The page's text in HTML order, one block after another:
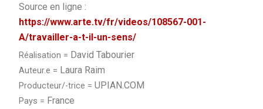
Source en ligne :
https://www.arte.tv/fr/videos/108567-001-
A/travailler-a-t-il-un-sens/
Réalisation = David Tabourier
Auteur.e = Laura Raim
Producteur/-trice =UPIAN.COM
Pays = France